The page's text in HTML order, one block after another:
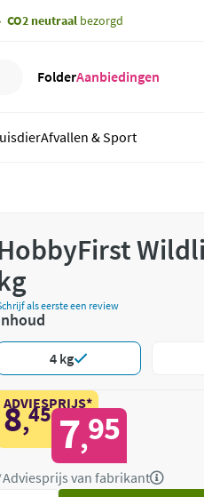
CO2 neutraal bezorgd
FolderAanbiedingen
Afvallen & Sport
als eerste een review
4 kg
ADVIESPRIJS*
8,45 7,95
van fabrikant